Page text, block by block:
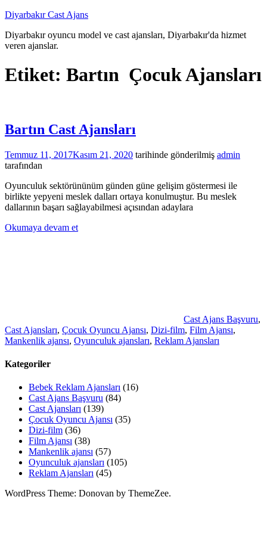
İçeriğe
Diyarbakır Cast Ajans
Diyarbakır oyuncu model ve cast ajansları, Diyarbakır'da hizmet
veren ajanslar.
Etiket: Bartın Çocuk Ajansları
Bartın Cast Ajansları
Temmuz 11, 2017Kasım 21, 2020 tarihinde gönderilmiş admin
tarafından
Oyunculuk sektörününüm günden güne gelişim göstermesi ile
birlikte yepyeni meslek dalları ortaya konulmuştur. Bu meslek
dallarının başarı sağlayabilmesi açısından adaylara
Okumaya devam et
Cast Ajans Başvuru,
Cast Ajansları, Çocuk Oyuncu Ajansı, Dizi-film, Film Ajansı,
Mankenlik ajansı, Oyunculuk ajansları, Reklam Ajansları
Kategoriler
Bebek Reklam Ajansları (16)
Cast Ajans Başvuru (84)
Cast Ajansları (139)
Çocuk Oyuncu Ajansı (35)
Dizi-film (36)
Film Ajansı (38)
Mankenlik ajansı (57)
Oyunculuk ajansları (105)
Reklam Ajansları (45)
WordPress Theme: Donovan by ThemeZee.